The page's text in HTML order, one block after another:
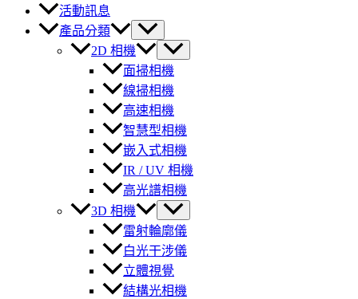
活動訊息
產品分類
2D 相機
面掃相機
線掃相機
高速相機
智慧型相機
嵌入式相機
IR / UV 相機
高光譜相機
3D 相機
雷射輪廓儀
白光干涉儀
立體視覺
結構光相機